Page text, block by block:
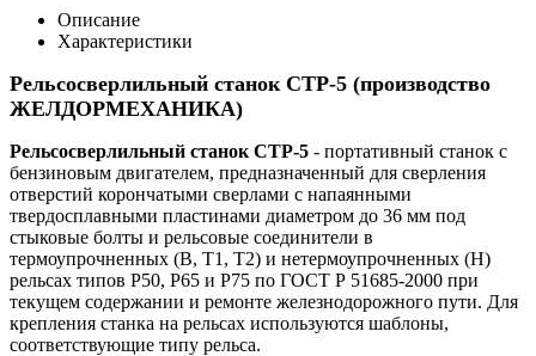
Описание
Характеристики
Рельсосверлильный станок СТР-5 (производство
ЖЕЛДОРМЕХАНИКА)
Рельсосверлильный станок СТР-5 - портативный станок с
бензиновым двигателем, предназначенный для сверления
отверстий корончатыми сверлами с напаянными
твердосплавными пластинами диаметром до 36 мм под
стыковые болты и рельсовые соединители в
термоупрочненных (В, Т1, Т2) и нетермоупрочненных (Н)
рельсах типов Р50, Р65 и Р75 по ГОСТ Р 51685-2000 при
текущем содержании и ремонте железнодорожного пути. Для
крепления станка на рельсах используются шаблоны,
соответствующие типу рельса.